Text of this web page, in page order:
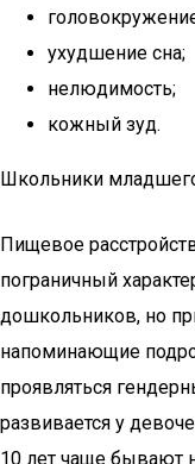
ухудшение сна;
нелюдимость;
кожный зуд.
Школьники
Пищевое
пограничный
дошкольников, но
напоминающие
проявляться
развивается у
10 лет чаще бывают